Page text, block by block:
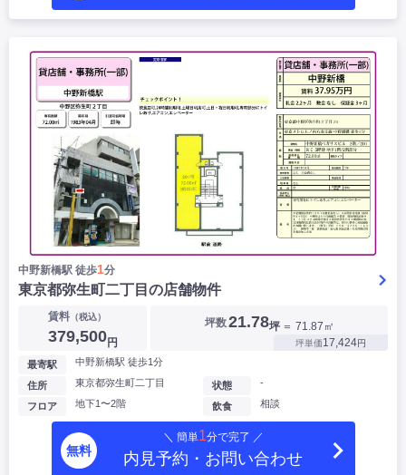
中野新橋駅 徒歩1分
東京都弥生町二丁目の店舗物件
賃料（税込）
379,500円
坪数21.78坪 ＝ 71.87㎡
坪単価17,424円
最寄駅 中野新橋駅 徒歩1分
住所 東京都弥生町二丁目
フロア 地下1〜2階
状態 -
飲食 相談
無料
＼ 簡単1分で完了 ／
内見予約・お問い合わせ